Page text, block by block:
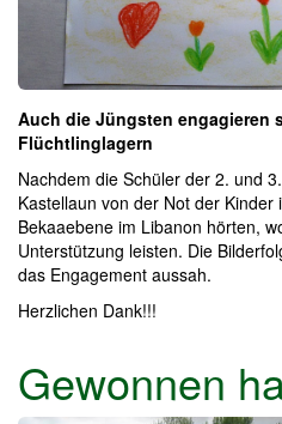
Auch die Jüngsten engagieren
Flüchtlinglagern
Nachdem die Schüler der 2. und
Kastellaun von der Not der
Bekaaebene im Libanon hörten,
Unterstützung leisten. Die
das Engagement aussah.
Herzlichen Dank!!!
Gewonnen